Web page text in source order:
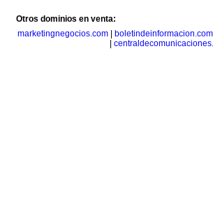
Otros dominios en venta:
marketingnegocios.com
boletindeinformacion.com